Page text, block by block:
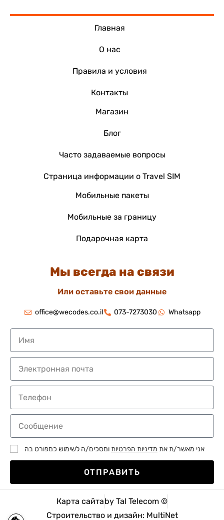
Главная
О нас
Правила и условия
Контакты
Магазин
Блог
Часто задаваемые вопросы
Страница информации о Travel SIM
Мобильные пакеты
Мобильные за границу
Подарочная карта
Мы всегда на связи
Или оставьте свои данные
office@wecodes.co.il 073-7273030 Whatsapp
אני מאשר/ת את מדיניות הפרטיותומסכים/ה לשימוש כמפורט בה
ОТПРАВИТЬ
Карта сайтаby Tal Telecom ©
Строительство и дизайн: MultiNet